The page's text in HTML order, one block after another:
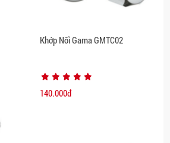
Khớp Nối Gama GMTC02
140.000đ